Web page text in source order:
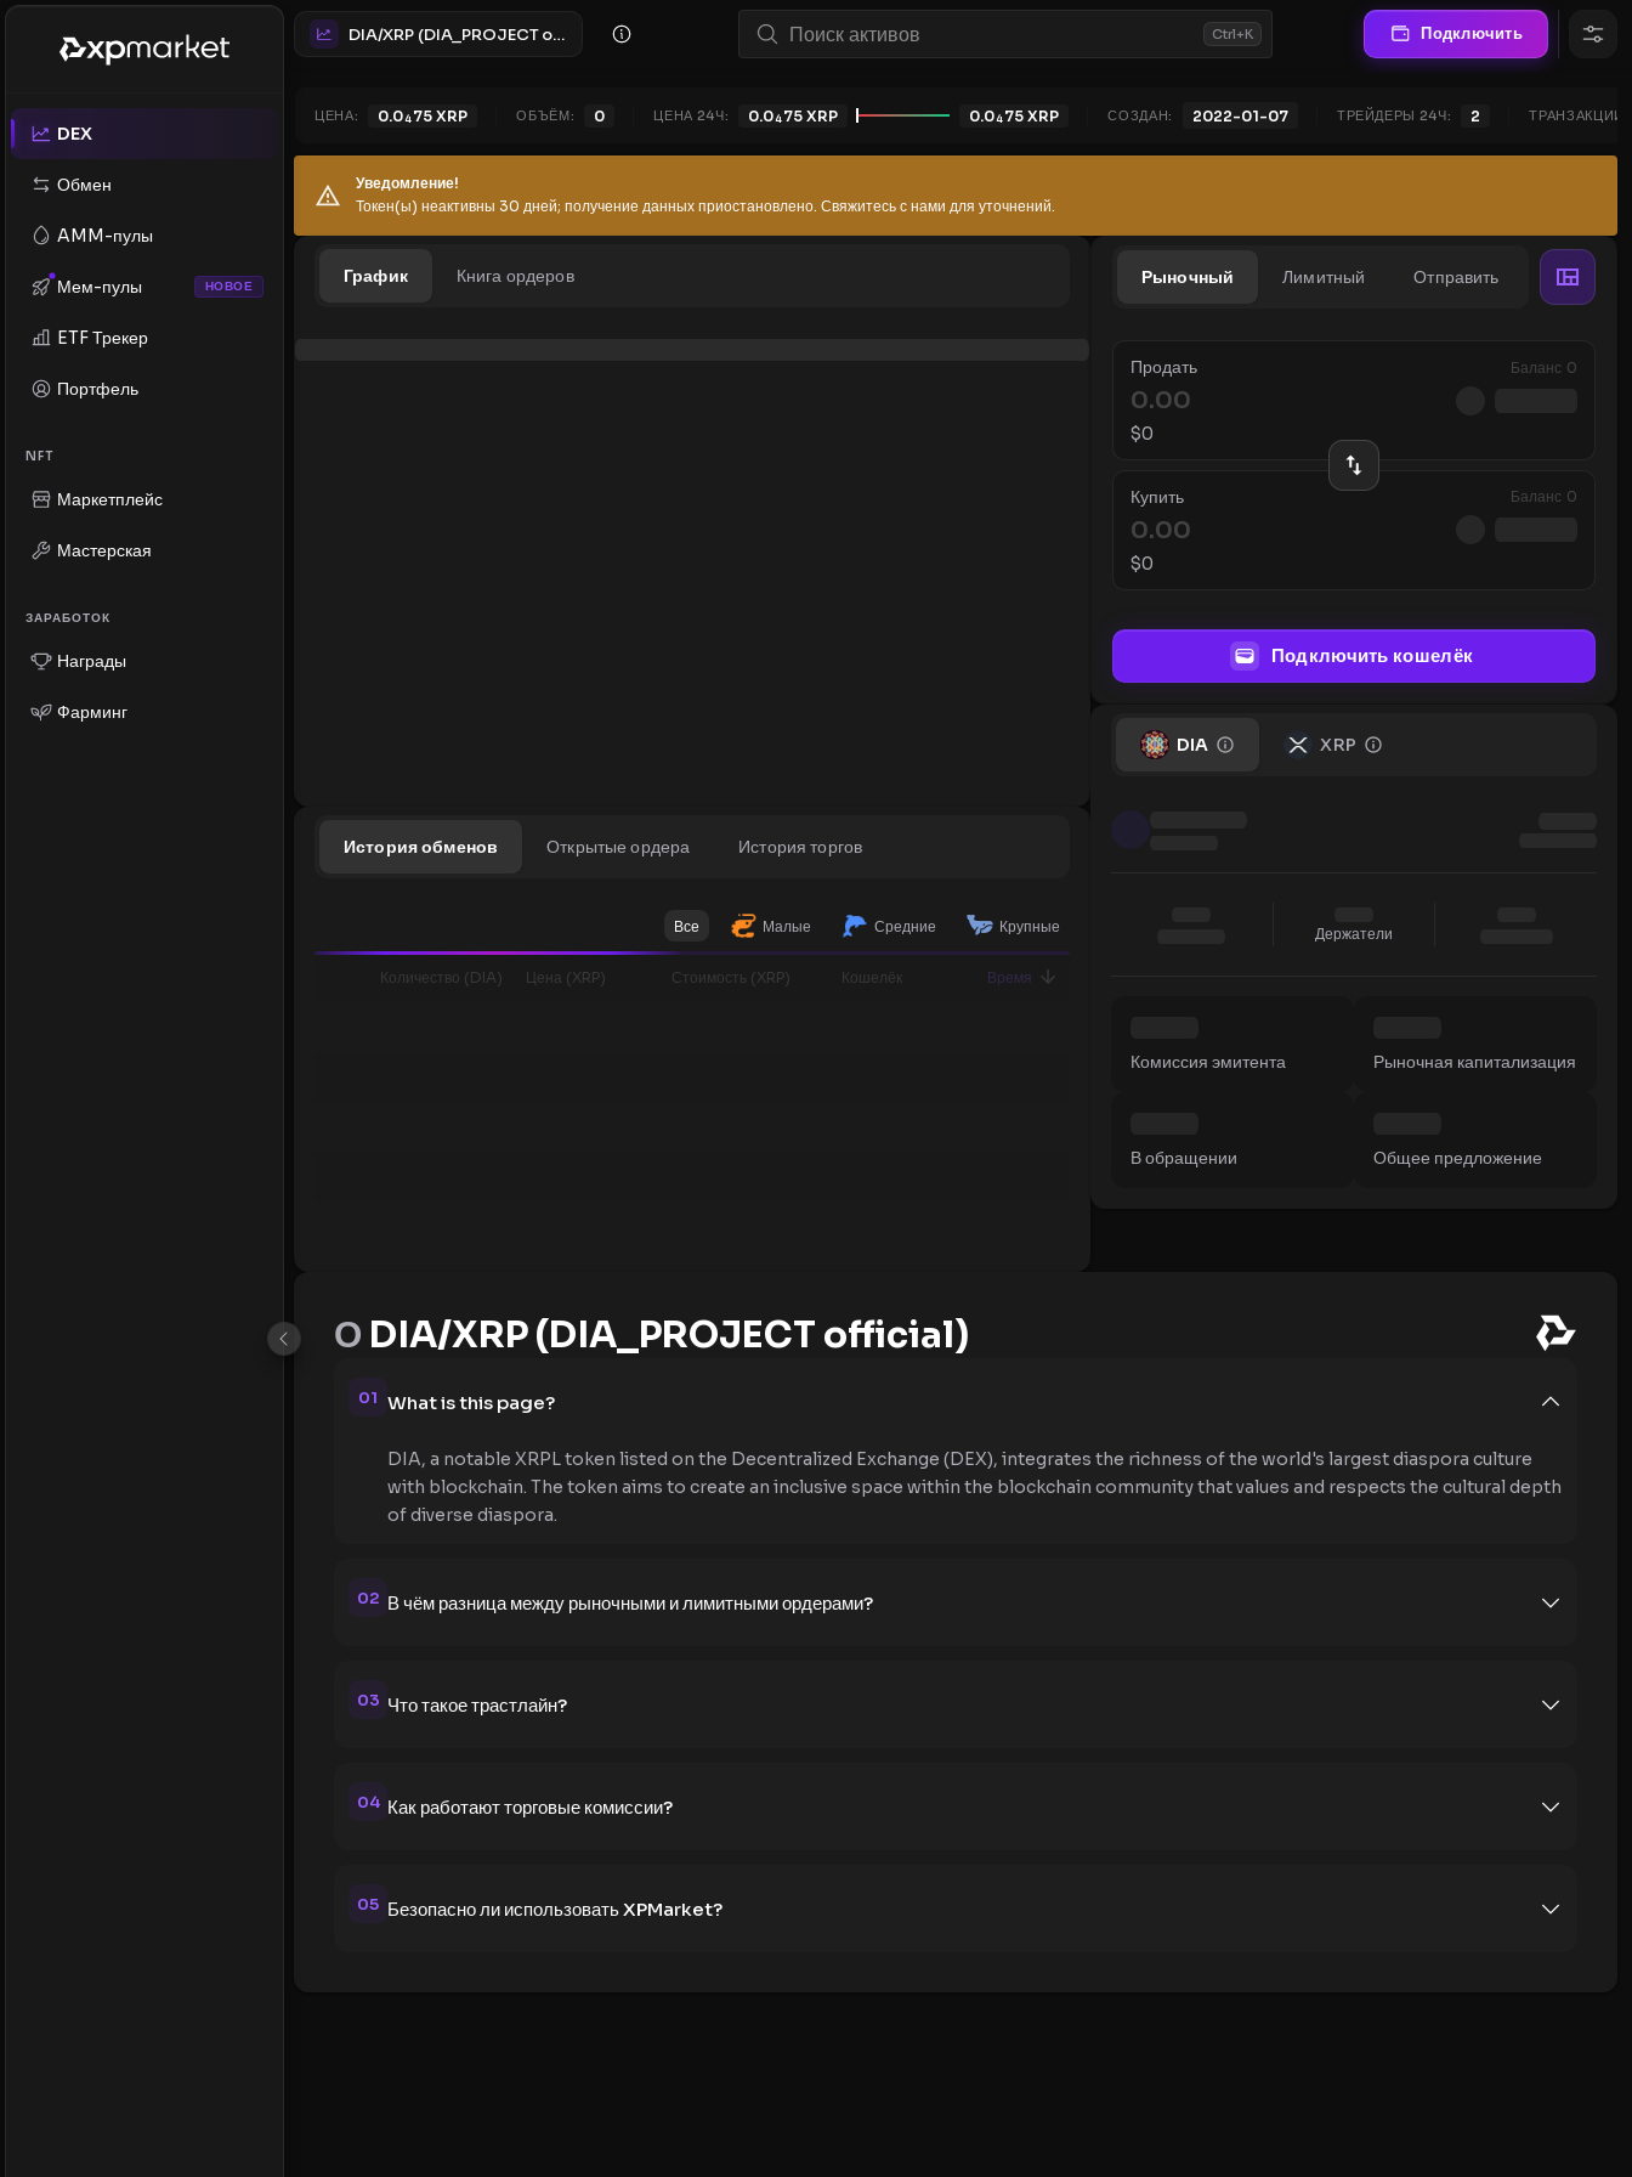
DEX
Обмен
AMM-пулы
Мем-пулы НОВОЕ
ETF Трекер
Портфель
NFT
Маркетплейс
Мастерская
ЗАРАБОТОК
Награды
Фарминг
DIA/XRP (DIA_PROJECT official) Ctrl+K Подключить
ЦЕНА: 0.0475 XRP ОБЪЁМ: 0 ЦЕНА 24Ч: 0.0475 XRP 0.0475 XRP СОЗДАН: 2022-01-07 ТРЕЙДЕРЫ 24Ч: 2 ТРАНЗАКЦИИ
Уведомление!
Токен(ы) неактивны 30 дней; получение данных приостановлено. Свяжитесь с нами для уточнений.
График Книга ордеров
История обменов Открытые ордера История торгов
Все Малые Средние Крупные
Количество (DIA) Цена (XRP) Стоимость (XRP) Кошелёк Время
Рыночный Лимитный Отправить
Продать Баланс 0
$0
Купить Баланс 0
$0
Подключить кошелёк
DIA XRP
Держатели
Комиссия эмитента Рыночная капитализация
В обращении Общее предложение
О DIA/XRP (DIA_PROJECT official)
01 What is this page?
DIA, a notable XRPL token listed on the Decentralized Exchange (DEX), integrates the richness of the world's largest diaspora culture
with blockchain. The token aims to create an inclusive space within the blockchain community that values and respects the cultural depth
of diverse diaspora.
02 В чём разница между рыночными и лимитными ордерами?
03 Что такое трастлайн?
04 Как работают торговые комиссии?
05 Безопасно ли использовать XPMarket?